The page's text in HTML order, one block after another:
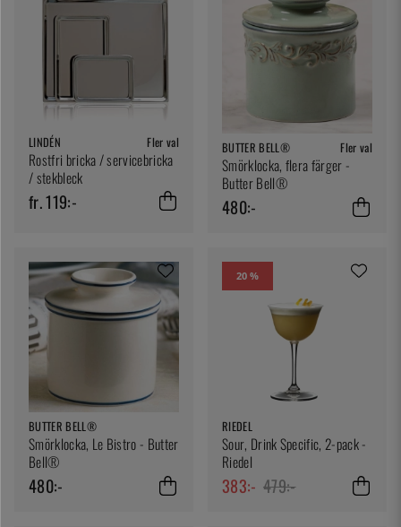
LINDÉN Fler val
Rostfri bricka / servicebricka
/ stekbleck
fr. 119:-
BUTTER BELL® Fler val
Smörklocka, flera färger -
Butter Bell®
480:-
BUTTER BELL®
Smörklocka, Le Bistro - Butter
Bell®
480:-
20 %
RIEDEL
Sour, Drink Specific, 2-pack -
Riedel
383:- 479:-